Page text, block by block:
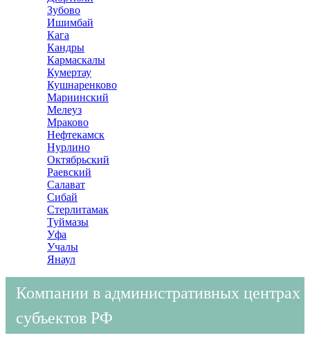
Зубово
Ишимбай
Кага
Кандры
Кармаскалы
Кумертау
Кушнаренково
Мариинский
Мелеуз
Мраково
Нефтекамск
Нурлино
Октябрьский
Раевский
Салават
Сибай
Стерлитамак
Туймазы
Уфа
Учалы
Янаул
Компании в административных центрах
субъектов РФ